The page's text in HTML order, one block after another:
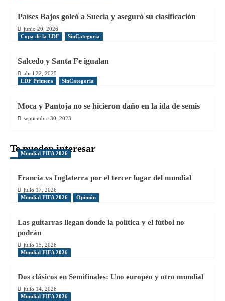
Países Bajos goleó a Suecia y aseguró su clasificación
junio 20, 2026
Copa de la LDF
SinCategoria
Salcedo y Santa Fe igualan
abril 22, 2025
LDF Primera
SinCategoria
Moca y Pantoja no se hicieron daño en la ida de semis
septiembre 30, 2023
Te pueden interesar
Mundial FIFA 2026
Francia vs Inglaterra por el tercer lugar del mundial
julio 17, 2026
Mundial FIFA 2026
Opinión
Las guitarras llegan donde la política y el fútbol no
podrán
julio 15, 2026
Mundial FIFA 2026
Dos clásicos en Semifinales: Uno europeo y otro mundial
julio 14, 2026
Mundial FIFA 2026